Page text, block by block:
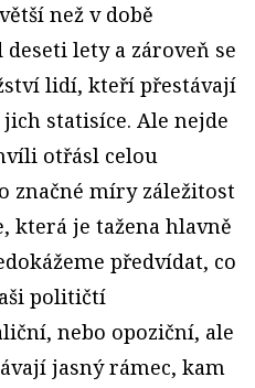
než v době
lety a zároveň se
lidí, kteří přestávají
statisíce. Ale nejde
otřásl celou
značné míry záležitost
která je tažena hlavně
předvídat, co
političtí
nebo opoziční, ale
jasný rámec, kam